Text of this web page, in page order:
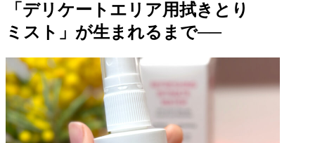
「デリケートエリア用拭きとり
ミスト」が生まれるまで──